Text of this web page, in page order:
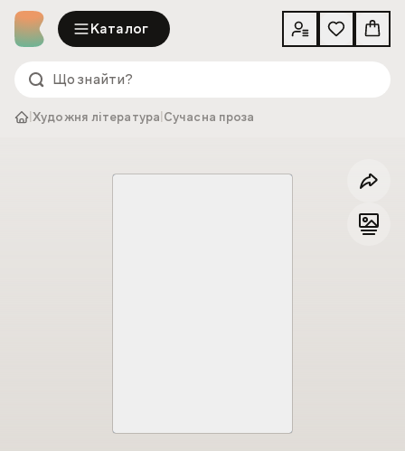
Каталог
|Художня література Сучасна проза